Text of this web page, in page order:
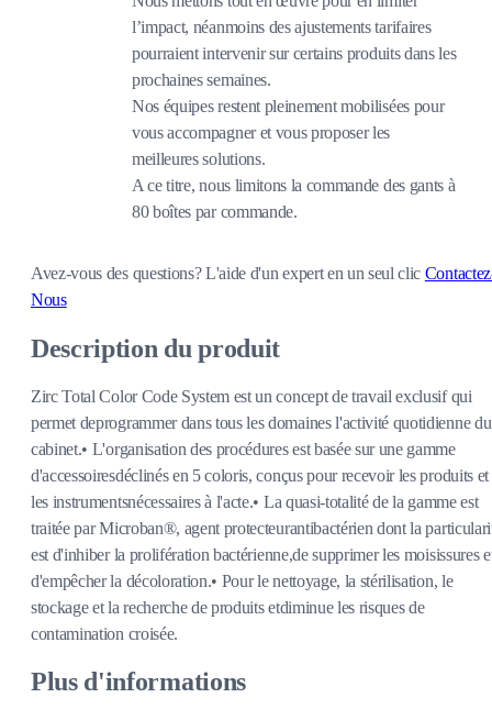
l’impact, néanmoins des ajustements tarifaires
pourraient intervenir sur certains produits dans les
prochaines semaines.
Nos équipes restent pleinement mobilisées pour
vous accompagner et vous proposer les
meilleures solutions.
A ce titre, nous limitons la commande des gants à
80 boîtes par commande.
Avez-vous des questions?L'aide d'un expert en un seul clic
Nous
Description du produit
Zirc Total Color Code System est un concept de travail exclusif qui
permet deprogrammer dans tous les domaines l'activité quotidienne du
cabinet.• L'organisation des procédures est basée sur une gamme
d'accessoiresdéclinés en 5 coloris, conçus pour recevoir les produits et
les instrumentsnécessaires à l'acte.• La quasi-totalité de la gamme est
traitée par Microban®, agent protecteurantibactérien dont la
est d'inhiber la prolifération bactérienne,de supprimer les moisissures
d'empêcher la décoloration.• Pour le nettoyage, la stérilisation, le
stockage et la recherche de produits etdiminue les risques de
contamination croisée.
Plus d'informations